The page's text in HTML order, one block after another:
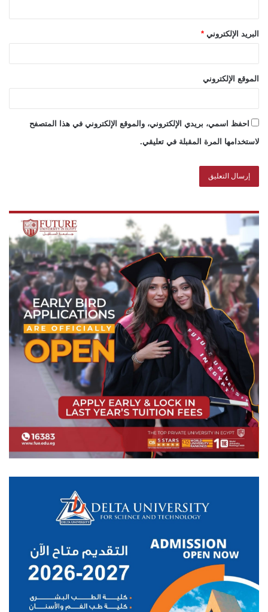
البريد الإلكتروني *
الموقع الإلكتروني
احفظ اسمي، بريدي الإلكتروني، والموقع الإلكتروني في هذا المتصفح
لاستخدامها المرة المقبلة في تعليقي.